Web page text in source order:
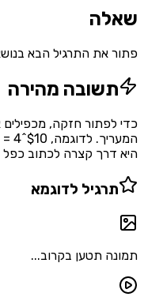
את התרגיל הבא בנושא
מהירה
חזקה, מכפילים את
קצרה לכתוב כפל חוזר
לדוגמא
תטען בקרוב...